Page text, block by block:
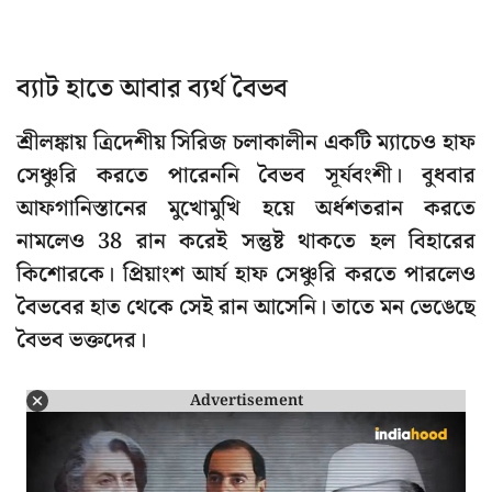
ব্যাট হাতে আবার ব্যর্থ বৈভব
শ্রীলঙ্কায় ত্রিদেশীয় সিরিজ চলাকালীন একটি ম্যাচেও হাফ
সেঞ্চুরি করতে পারেননি বৈভব সূর্যবংশী। বুধবার
আফগানিস্তানের মুখোমুখি হয়ে অর্ধশতরান করতে
নামলেও 38 রান করেই সন্তুষ্ট থাকতে হল বিহারের
কিশোরকে। প্রিয়াংশ আর্য হাফ সেঞ্চুরি করতে পারলেও
বৈভবের হাত থেকে সেই রান আসেনি। তাতে মন ভেঙেছে
বৈভব ভক্তদের।
Advertisement